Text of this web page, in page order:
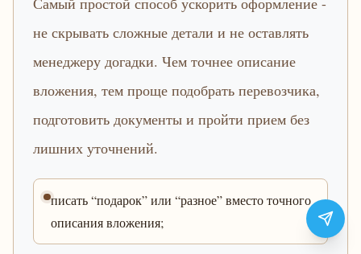
не скрывать сложные детали и не оставлять
менеджеру догадки. Чем точнее описание
вложения, тем проще подобрать перевозчика,
подготовить документы и пройти прием без
лишних уточнений.
писать “подарок” или “разное” вместо точного
описания вложения;